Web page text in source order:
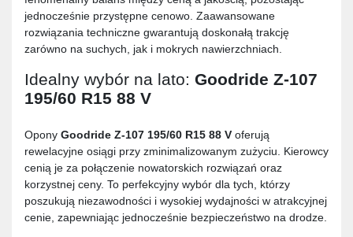
jednocześnie przystępne cenowo. Zaawansowane
rozwiązania techniczne gwarantują doskonałą trakcję
zarówno na suchych, jak i mokrych nawierzchniach.
Idealny wybór na lato: Goodride Z-107
195/60 R15 88 V
Opony Goodride Z-107 195/60 R15 88 V oferują
rewelacyjne osiągi przy zminimalizowanym zużyciu. Kierowcy
cenią je za połączenie nowatorskich rozwiązań oraz
korzystnej ceny. To perfekcyjny wybór dla tych, którzy
poszukują niezawodności i wysokiej wydajności w atrakcyjnej
cenie, zapewniając jednocześnie bezpieczeństwo na drodze.